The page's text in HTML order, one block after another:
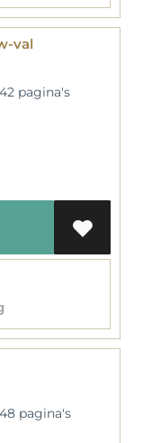
val
pagina's
pagina's